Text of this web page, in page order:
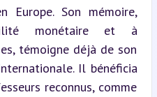
Europe. Son mémoire,
monétaire et à
témoigne déjà de son
Il bénéficia
reconnus, comme